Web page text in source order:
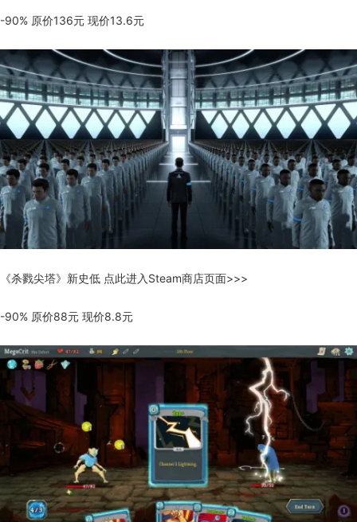
-90% 原价136元 现价13.6元
《杀戮尖塔》新史低 点此进入Steam商店页面>>>
-90% 原价88元 现价8.8元